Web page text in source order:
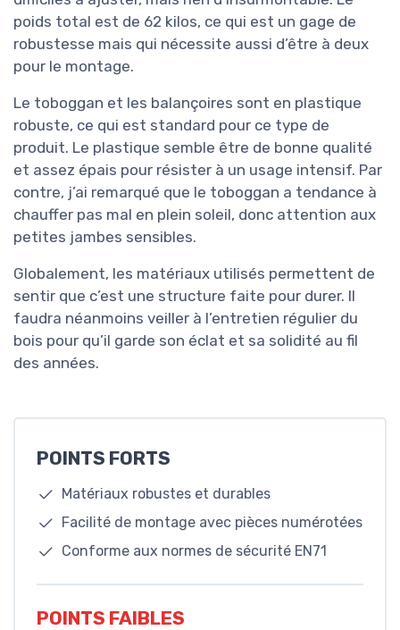
poids total est de 62 kilos, ce qui est un gage de
robustesse mais qui nécessite aussi d’être à deux
pour le montage.
Le toboggan et les balançoires sont en plastique
robuste, ce qui est standard pour ce type de
produit. Le plastique semble être de bonne qualité
et assez épais pour résister à un usage intensif. Par
contre, j’ai remarqué que le toboggan a tendance à
chauffer pas mal en plein soleil, donc attention aux
petites jambes sensibles.
Globalement, les matériaux utilisés permettent de
sentir que c’est une structure faite pour durer. Il
faudra néanmoins veiller à l’entretien régulier du
bois pour qu’il garde son éclat et sa solidité au fil
des années.
POINTS FORTS
Matériaux robustes et durables
Facilité de montage avec pièces numérotées
Conforme aux normes de sécurité EN71
POINTS FAIBLES